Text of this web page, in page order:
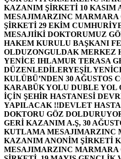
KAZANIM ŞİRKETİ 10 KASIM
MESAJIMARZINC
ŞİRKETİ 29 EKİM
MESAJIİKİ DOKTORUMUZ
HAKEM KURULU BAŞKANI
OLDUZONGULDAK MERKEZ
YENİCE IHLAMUR TERASA
DÜZENLEDİLERYEŞİL
KULÜBÜ’NDEN 30 AĞUSTOS
KARABÜK YOLU DUBLE YOL
İÇİN ŞEHİR HASTANESİ
YAPILACAK !!DEVLET
DOKTORU GÖZ
GERİ KAZANIM A.Ş, 30
KUTLAMA MESAJIMARZINC
KAZANIM ANONİM ŞİRKETİ
MESAJIMARZINC